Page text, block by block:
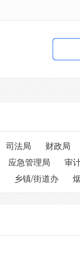
司法局 财政局
应急管理局 审
乡镇/街道办